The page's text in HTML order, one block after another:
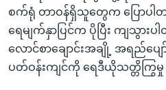
စက်ရုံ တာဝန်ရှိသူတွေက ပြောပ
ရေမျက်နှာပြင်က ပိုပြီး ကျသွား
လောင်စာချောင်းအချို့ အရည်ပျော်
ပတ်ဝန်းကျင်ကို ရေဒီယိုသတ္တိကြွ